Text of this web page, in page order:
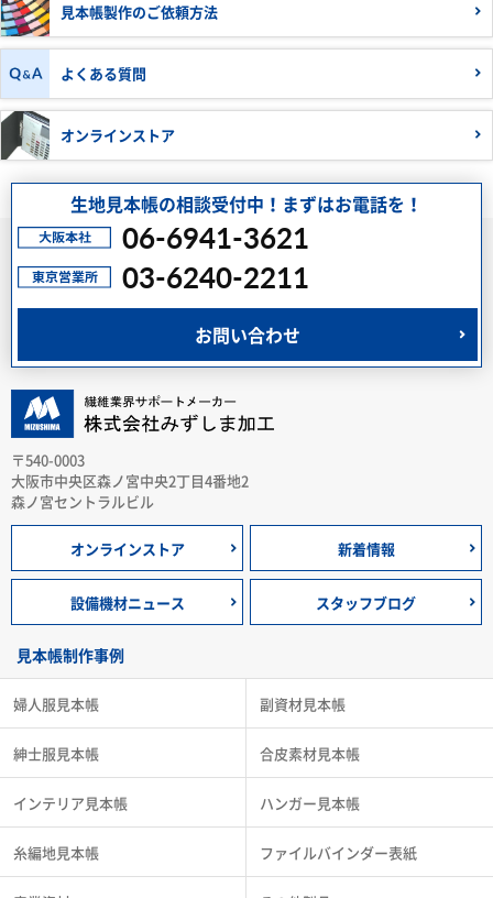
見本帳製作のご依頼方法
よくある質問
オンラインストア
生地見本帳の相談受付中！まずはお電話を！
06-6941-3621
03-6240-2211
お問い合わせ
〒540-0003
大阪市中央区森ノ宮中央2丁目4番地2
森ノ宮セントラルビル
オンラインストア 新着情報
設備機材ニュース スタッフブログ
見本帳制作事例
婦人服見本帳
紳士服見本帳
インテリア見本帳
糸編地見本帳
副資材見本帳
合皮素材見本帳
ハンガー見本帳
ファイルバインダー表紙